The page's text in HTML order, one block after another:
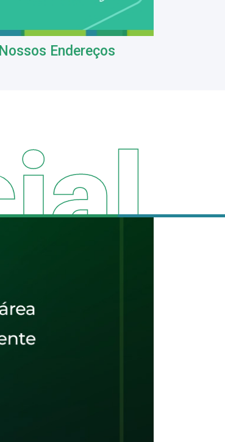
Nossos Endereços